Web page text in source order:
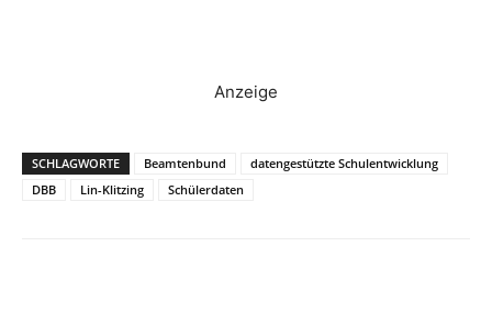
Anzeige
SCHLAGWORTE Beamtenbund
datengestützte Schulentwicklung
DBB
Lin-Klitzing Schülerdaten